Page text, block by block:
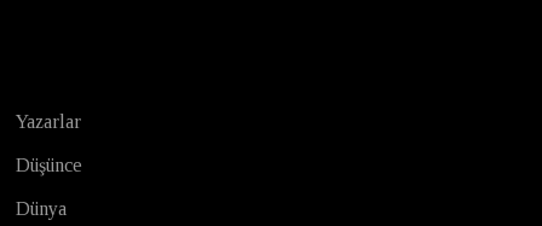
Yazarlar
Düşünce
Dünya